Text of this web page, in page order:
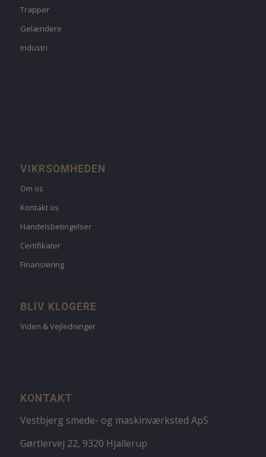
Trapper
Gelændere
Industri
VIKRSOMHEDEN
Om os
Kontakt os
Handelsbetingelser
Certifikater
Finansiering
BLIV KLOGERE
Viden & Vejledninger
KONTAKT
Vestbjerg smede- og maskinværksted ApS
Gørtlervej 22, 9320 Hjallerup